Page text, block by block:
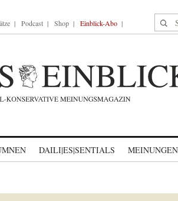
Podcast Shop Einblick-Abo
DAILI|ES|SENTIALS MEINUNGEN